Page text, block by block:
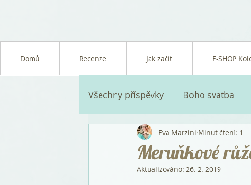
Domů Recenze Jak začít E-SHOP
Všechny příspěvky Boho svatba
Nordic glam svatba Svatební
Doporučené
Meruňkové
Eva Marzini Minut čtení: 1
Aktualizováno: 26. 2. 2019